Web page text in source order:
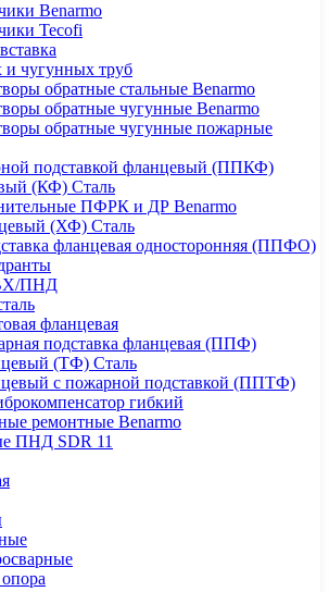
Benarmo
Tecofi
чугунных труб
обратные стальные Benarmo
обратные чугунные Benarmo
обратные чугунные пожарные
подставкой фланцевый (ППКФ)
(КФ) Сталь
ПФРК и ДР Benarmo
(ХФ) Сталь
фланцевая односторонняя (ППФО)
ПНД
фланцевая
подставка фланцевая (ППФ)
(ТФ) Сталь
с пожарной подставкой (ППТФ)
гибкий
ремонтные Benarmo
ПНД SDR 11